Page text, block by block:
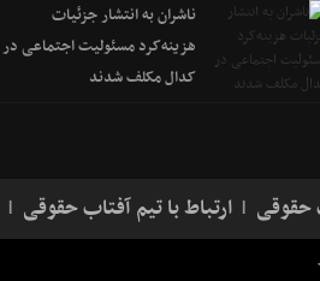
ناشران به انتشار جزئیات
هزینه‌کرد مسئولیت اجتماعی در
کدال مکلف شدند
حقوقی ارتباط با تیم آفتاب حقوقی